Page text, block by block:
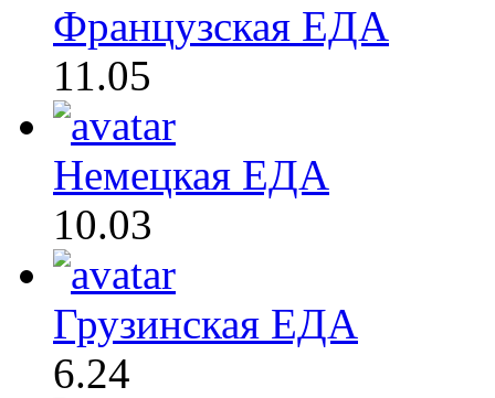
Французская ЕДА
11.05
Немецкая ЕДА
10.03
Грузинская ЕДА
6.24